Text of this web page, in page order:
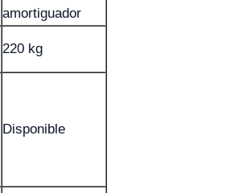
amortiguador
220 kg
Disponible